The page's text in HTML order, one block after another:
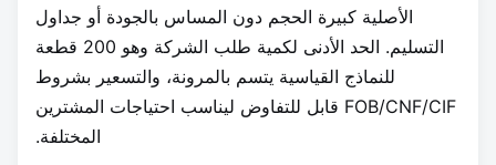
الأصلية كبيرة الحجم دون المساس بالجودة أو جداول
التسليم. الحد الأدنى لكمية طلب الشركة وهو 200 قطعة
للنماذج القياسية يتسم بالمرونة، والتسعير بشروط
FOB/CNF/CIF قابل للتفاوض ليناسب احتياجات المشترين
المختلفة.